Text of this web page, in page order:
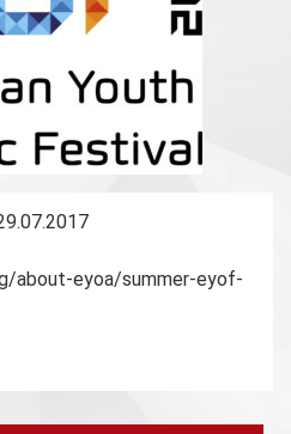
about-eyoa/summer-eyof-